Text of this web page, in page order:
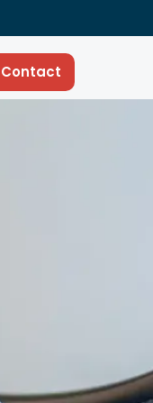
Contact